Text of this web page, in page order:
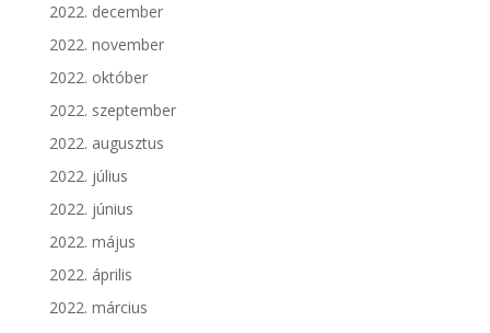
2022. december
2022. november
2022. október
2022. szeptember
2022. augusztus
2022. július
2022. június
2022. május
2022. április
2022. március